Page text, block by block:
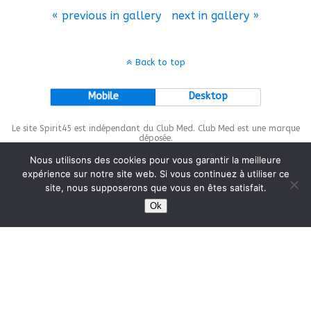
« previous in gallery next in gallery »
Back to top
Mobile Desktop
Le site Spirit45 est indépendant du Club Med. Club Med est une marque
déposée.
This site is protected bywp-copyrightpro.com
Nous utilisons des cookies pour vous garantir la meilleure
expérience sur notre site web. Si vous continuez à utiliser ce
site, nous supposerons que vous en êtes satisfait.
Ok